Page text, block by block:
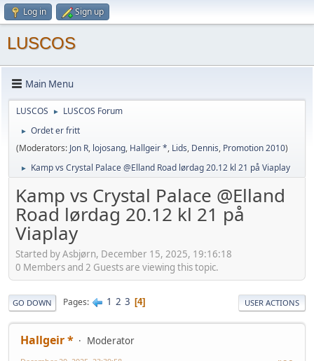
Log in Sign up
LUSCOS
Main Menu
LUSCOS ► LUSCOS Forum
►
Ordet er fritt
(Moderators: Jon R, lojosang, Hallgeir *, Lids, Dennis, Promotion 2010)
► Kamp vs Crystal Palace @Elland Road lørdag 20.12 kl 21 på Viaplay
Kamp vs Crystal Palace @Elland
Road lørdag 20.12 kl 21 på
Viaplay
Started by Asbjørn, December 15, 2025, 19:16:18
0 Members and 2 Guests are viewing this topic.
GO DOWN Pages 1 2 3 4 USER ACTIONS
Hallgeir *
Moderator